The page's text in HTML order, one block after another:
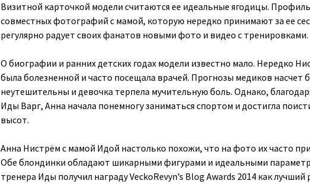
Визитной карточкой модели считаются ее идеальные ягодицы.
совместных фотографий с мамой, которую нередко принимают за ее
регулярно радует своих фанатов новыми фото и видео с тренировками.
О биографии и ранних детских годах модели известно мало. Нередко
была болезненной и часто посещала врачей. Прогнозы медиков насчет
неутешительны и девочка терпела мучительную боль. Однако,
Иды Варг, Анна начала понемногу заниматься спортом и достигла
высот.
Анна Нистрём с мамой Идой настолько похожи, что на фото их часто
Обе блондинки обладают шикарными фигурами и идеальными
тренера Иды получил награду VeckoRevyn’s Blog Awards 2014 как лучший